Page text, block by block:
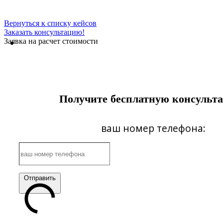
Вернуться к списку кейсов
Заказать консультацию!
Заявка на расчет стоимости
Получите бесплатную
ваш номер телефона:
Отправить